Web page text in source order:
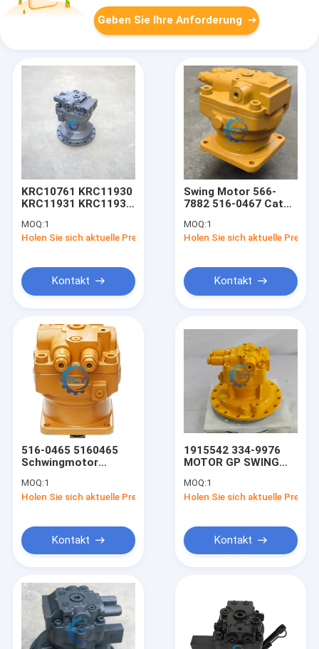
Produkte
Videos
Geben Sie Ihre Anforderung
KRC10761 KRC11930
KRC11931 KRC11930
A6 SH210-6
Excavator Swing
MOQ:1
Holen Sie sich aktuelle Preis
Kontakt
Swing Motor 566-
7882 516-0467 Cat
Swing Drive Motor
MOQ:1
Holen Sie sich aktuelle Preis
Kontakt
516-0465 5160465
Schwingmotor
7287 557-5887 559-
1916 Schwinggerät
MOQ:1
Holen Sie sich aktuelle Preis
Kontakt
1915542 334-9976
MOTOR GP SWING
CAT318C 319C 319D
319DL 319D LN 320C
Schwingen
MOQ:1
Holen Sie sich aktuelle Preis
Kontakt